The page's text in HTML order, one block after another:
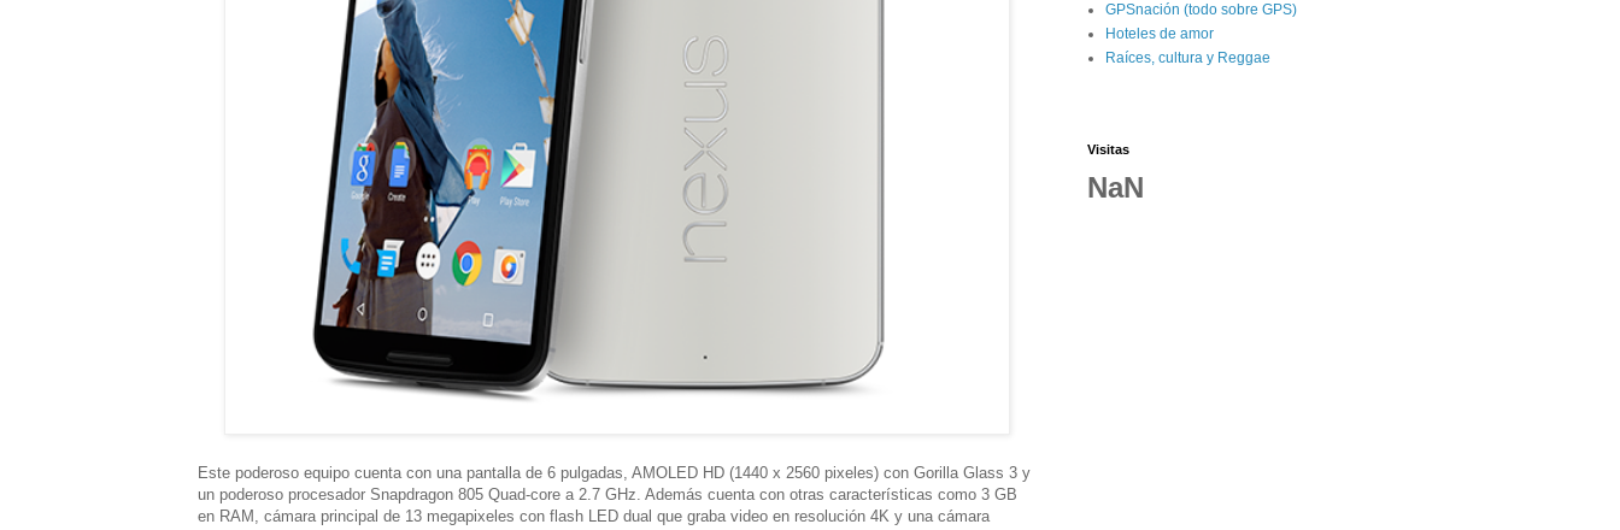
Este poderoso equipo cuenta con una pantalla de 6 pulgadas, AMOLED HD (1440 x 2560 pixeles) con Gorilla Glass 3 y
un poderoso procesador Snapdragon 805 Quad-core a 2.7 GHz. Además cuenta con otras características como 3 GB
en RAM, cámara principal de 13 megapixeles con flash LED dual que graba video en resolución 4K y una cámara
GPSnación (todo sobre GPS)
Hoteles de amor
Raíces, cultura y Reggae
Visitas
NaN